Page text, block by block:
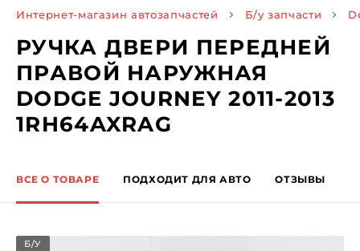
Интернет-магазин автозапчастей Б/у запчасти
РУЧКА ДВЕРИ ПЕРЕДНЕЙ
ПРАВОЙ НАРУЖНАЯ
DODGE JOURNEY 2011-2013
1RH64AXRAG
ВСЕ О ТОВАРЕ ПОДХОДИТ ДЛЯ АВТО ОТЗЫВЫ
Б/У